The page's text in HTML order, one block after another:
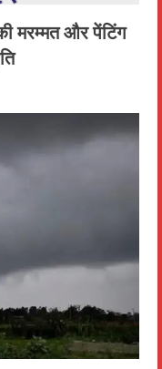
मरम्मत और पेंटिंग